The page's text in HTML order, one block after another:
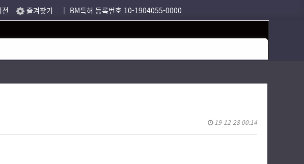
즐겨찾기 ｜ BM특허 등록번호 10-1904055-0000
19-12-28 00:14